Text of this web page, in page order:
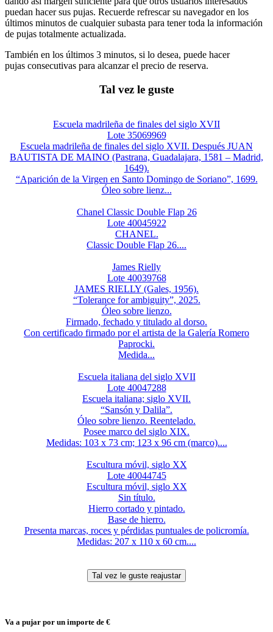
puedan hacer sus pujas. Recuerde refrescar su navegador en los
últimos minutos de cualquier subasta para tener toda la información
de pujas totalmente actualizada.
También en los últimos 3 minutos, si lo desea, puede hacer
pujas consecutivas para alcanzar el precio de reserva.
Tal vez le guste
Escuela madrileña de finales del siglo XVII
Lote 35069969
Escuela madrileña de finales del siglo XVII. Después JUAN
BAUTISTA DE MAINO (Pastrana, Guadalajara, 1581 – Madrid,
1649).
“Aparición de la Virgen en Santo Domingo de Soriano”, 1699.
Óleo sobre lienz...
Chanel Classic Double Flap 26
Lote 40045922
CHANEL.
Classic Double Flap 26....
James Rielly
Lote 40039768
JAMES RIELLY (Gales, 1956).
“Tolerance for ambiguity”, 2025.
Óleo sobre lienzo.
Firmado, fechado y titulado al dorso.
Con certificado firmado por el artista de la Galería Romero
Paprocki.
Medida...
Escuela italiana del siglo XVII
Lote 40047288
Escuela italiana; siglo XVII.
“Sansón y Dalila”.
Óleo sobre lienzo. Reentelado.
Posee marco del siglo XIX.
Medidas: 103 x 73 cm; 123 x 96 cm (marco)....
Escultura móvil, siglo XX
Lote 40044745
Escultura móvil, siglo XX
Sin título.
Hierro cortado y pintado.
Base de hierro.
Presenta marcas, roces y pérdidas puntuales de policromía.
Medidas: 207 x 110 x 60 cm....
Va a pujar por un importe de €